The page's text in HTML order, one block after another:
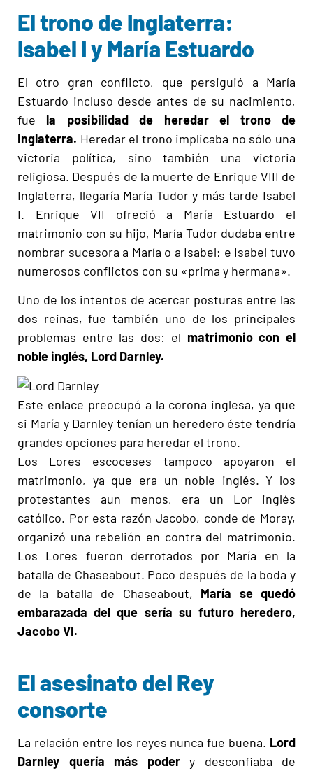
El trono de Inglaterra:
Isabel I y María Estuardo
El otro gran conflicto, que persiguió a María
Estuardo incluso desde antes de su nacimiento,
fue la posibilidad de heredar el trono de
Inglaterra. Heredar el trono implicaba no sólo una
victoria política, sino también una victoria
religiosa. Después de la muerte de Enrique VIII de
Inglaterra, llegaría María Tudor y más tarde Isabel
I. Enrique VII ofreció a María Estuardo el
matrimonio con su hijo, María Tudor dudaba entre
nombrar sucesora a María o a Isabel; e Isabel tuvo
numerosos conflictos con su «prima y hermana».
Uno de los intentos de acercar posturas entre las
dos reinas, fue también uno de los principales
problemas entre las dos: el matrimonio con el
noble inglés, Lord Darnley.
Este enlace preocupó a la corona inglesa, ya que
si María y Darnley tenían un heredero éste tendría
grandes opciones para heredar el trono.
Los Lores escoceses tampoco apoyaron el
matrimonio, ya que era un noble inglés. Y los
protestantes aun menos, era un Lor inglés
católico. Por esta razón Jacobo, conde de Moray,
organizó una rebelión en contra del matrimonio.
Los Lores fueron derrotados por María en la
batalla de Chaseabout. Poco después de la boda y
de la batalla de Chaseabout, María se quedó
embarazada del que sería su futuro heredero,
Jacobo VI.
El asesinato del Rey
consorte
La relación entre los reyes nunca fue buena. Lord
Darnley quería más podery desconfiaba de